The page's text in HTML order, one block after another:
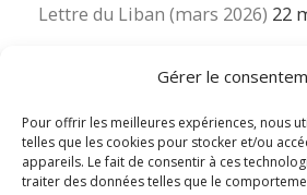
Gérer le
Pour offrir les meilleures expériences, nous
telles que les cookies pour stocker et/ou
appareils. Le fait de consentir à ces
traiter des données telles que le
Lettre du Liban (mars 2026) 22
La revue « Educateur » décapitée
nouvelle et ses liens avec la
16 mars 2026